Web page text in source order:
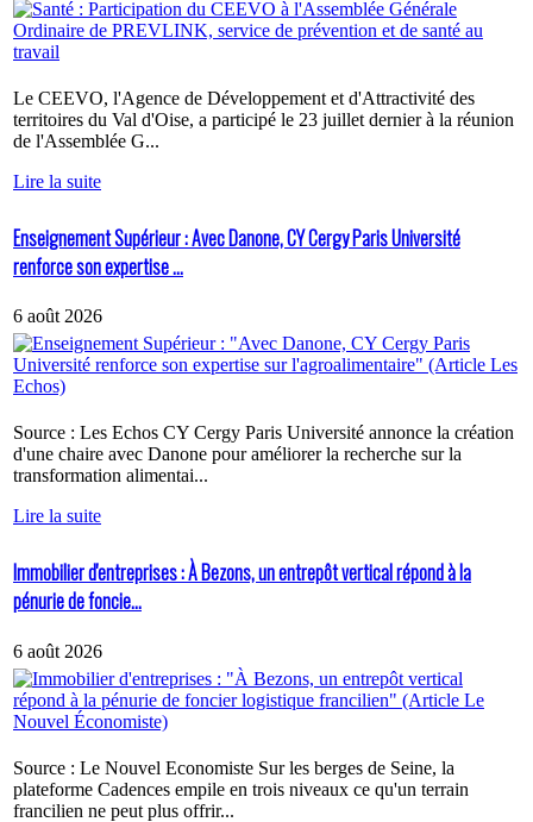
Le CEEVO, l'Agence de Développement et d'Attractivité des
territoires du Val d'Oise, a participé le 23 juillet dernier à la réunion
de l'Assemblée G...
Lire la suite
Enseignement Supérieur : Avec Danone, CY Cergy Paris Université
renforce son expertise ...
6 août 2026
Source : Les Echos CY Cergy Paris Université annonce la création
d'une chaire avec Danone pour améliorer la recherche sur la
transformation alimentai...
Lire la suite
Immobilier d'entreprises : À Bezons, un entrepôt vertical répond à la
pénurie de foncie...
6 août 2026
Source : Le Nouvel Economiste Sur les berges de Seine, la
plateforme Cadences empile en trois niveaux ce qu'un terrain
francilien ne peut plus offrir...